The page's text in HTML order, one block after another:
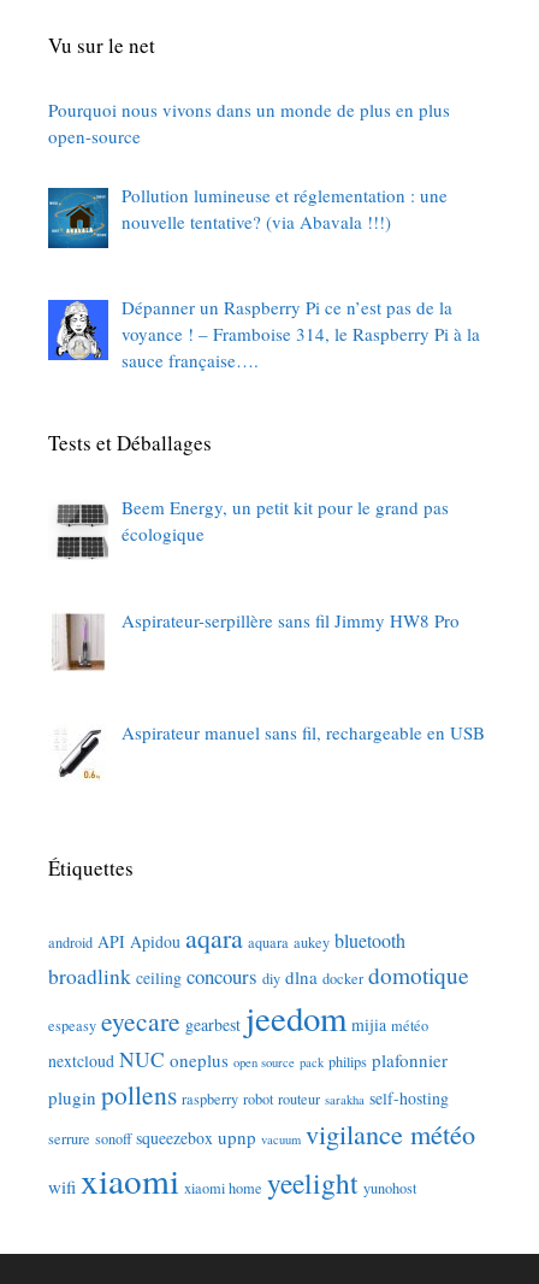
Vu sur le net
Pourquoi nous vivons dans un monde de plus en plus
open-source
Pollution lumineuse et réglementation : une
nouvelle tentative? (via Abavala !!!)
Dépanner un Raspberry Pi ce n’est pas de la
voyance ! – Framboise 314, le Raspberry Pi à la
sauce française….
Tests et Déballages
Beem Energy, un petit kit pour le grand pas
écologique
Aspirateur-serpillère sans fil Jimmy HW8 Pro
Aspirateur manuel sans fil, rechargeable en USB
Étiquettes
android API Apidou aqara aquara aukey bluetooth
broadlink ceiling concours diy dlna docker domotique
espeasy eyecare gearbest jeedom mijia météo
nextcloud NUC oneplus open source pack philips plafonnier
plugin pollens raspberry robot routeur sarakha self-hosting
serrure sonoff squeezebox upnp vacuum vigilance météo
wifi xiaomi xiaomi home yeelight yunohost